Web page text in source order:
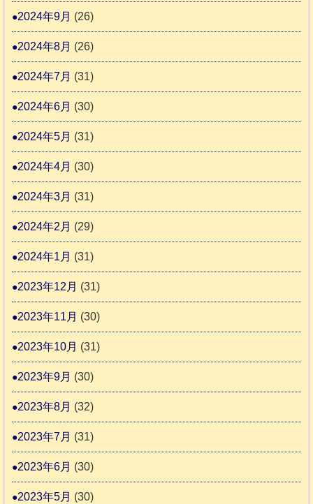
2024年9月 (26)
2024年8月 (26)
2024年7月 (31)
2024年6月 (30)
2024年5月 (31)
2024年4月 (30)
2024年3月 (31)
2024年2月 (29)
2024年1月 (31)
2023年12月 (31)
2023年11月 (30)
2023年10月 (31)
2023年9月 (30)
2023年8月 (32)
2023年7月 (31)
2023年6月 (30)
2023年5月 (30)